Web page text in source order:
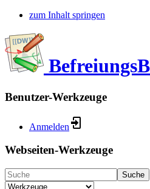
zum Inhalt springen
Benutzer-Werkzeuge
Anmelden
Webseiten-Werkzeuge
Suche